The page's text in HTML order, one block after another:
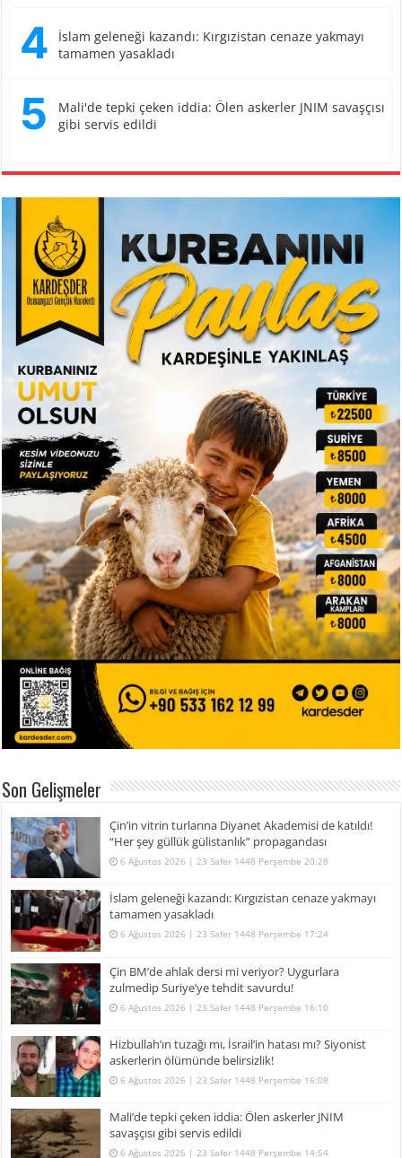
4
İslam geleneği kazandı: Kırgızistan cenaze yakmayı
tamamen yasakladı
5
Mali'de tepki çeken iddia: Ölen askerler JNIM savaşçısı
gibi servis edildi
Son Gelişmeler
Çin’in vitrin turlarına Diyanet Akademisi de katıldı!
“Her şey güllük gülistanlık” propagandası
6 Ağustos 2026 | 23 Safer 1448 Perşembe 20:28
İslam geleneği kazandı: Kırgızistan cenaze yakmayı
tamamen yasakladı
6 Ağustos 2026 | 23 Safer 1448 Perşembe 17:24
Çin BM’de ahlak dersi mi veriyor? Uygurlara
zulmedip Suriye’ye tehdit savurdu!
6 Ağustos 2026 | 23 Safer 1448 Perşembe 16:10
Hizbullah’ın tuzağı mı, İsrail’in hatası mı? Siyonist
askerlerin ölümünde belirsizlik!
6 Ağustos 2026 | 23 Safer 1448 Perşembe 16:08
Mali’de tepki çeken iddia: Ölen askerler JNIM
savaşçısı gibi servis edildi
6 Ağustos 2026 | 23 Safer 1448 Perşembe 14:54